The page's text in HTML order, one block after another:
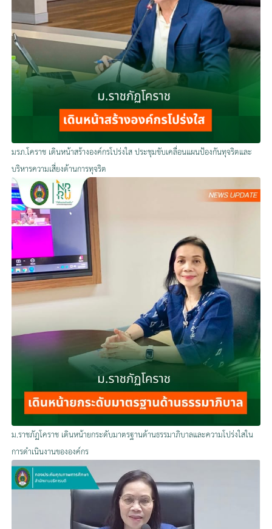
มรภ.โคราช เดินหน้าสร้างองค์กรโปร่งใส ประชุมขับเคลื่อนแผนป้องกันทุจริตและ
บริหารความเสี่ยงด้านการทุจริต
ม.ราชภัฏโคราช เดินหน้ายกระดับมาตรฐานด้านธรรมาภิบาลและความโปร่งใสใน
การดำเนินงานขององค์กร